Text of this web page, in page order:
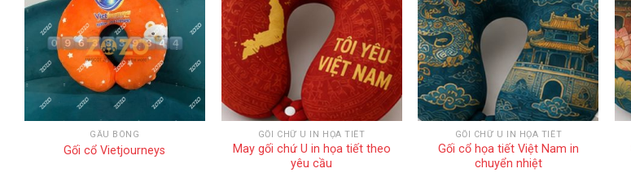
GẤU BÔNG
Gối cổ Vietjourneys
GỐI CHỮ U IN HỌA TIẾT
May gối chứ U in họa tiết theo
yêu cầu
GỐI CHỮ U IN HỌA TIẾT
Gối cổ họa tiết Việt Nam in
chuyển nhiệt